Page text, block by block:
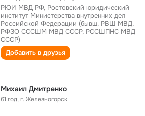
РЮИ МВД РФ, Ростовский юридический
институт Министерства внутренних дел
Российской Федерации (бывш. РВШ МВД,
РФЗО СССШМ МВД СССР, РССШПНС МВД
СССР)
Добавить в друзья
Михаил Дмитренко
61 год,г. Железногорск